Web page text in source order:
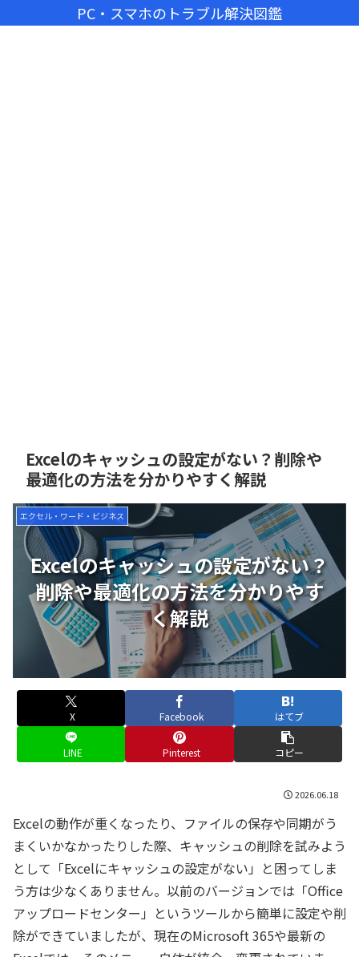
PC・スマホのトラブル解決図鑑
Excelのキャッシュの設定がない？削除や
最適化の方法を分かりやすく解説
Excelのキャッシュの設定がない？
削除や最適化の方法を分かりやす
く解説
エクセル・ワード・ビジネス
X Facebook はてブ
LINE Pinterest コピー
2026.06.18
Excelの動作が重くなったり、ファイルの保存や同期がう
まくいかなかったりした際、キャッシュの削除を試みよう
として「Excelにキャッシュの設定がない」と困ってしま
う方は少なくありません。以前のバージョンでは「Office
アップロードセンター」というツールから簡単に設定や削
除ができていましたが、現在のMicrosoft 365や最新の